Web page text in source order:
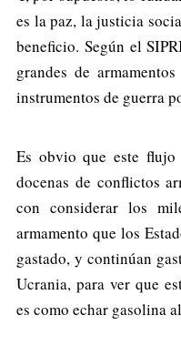
es la paz, la justicia
beneficio. Según el
grandes de
instrumentos de guerra
Es obvio que este flujo
docenas de conflictos
con considerar los
armamento que los
gastado, y continúan
Ucrania, para ver que
es como echar gasolina